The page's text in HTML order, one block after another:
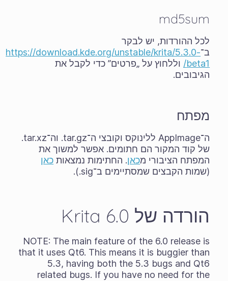
md5sum
לכל ההורדות, יש לבקר
ב־https://download.kde.org/unstable/krita/5.3.0-
beta1/
וללחוץ על „פרטים” כדי לקבל את
הגיבובים.
מפתח
ה־AppImage ללינוקס וקובצי ה־‎.tar.gz וה־‎.tar.xz
של קוד המקור הם חתומים. אפשר למשוך את
המפתח הציבורי מכאן. החתימות נמצאות כאן
(שמות הקבצים שמסתיימים ב־‎.sig).
הורדה של Krita 6.0
NOTE: The main feature of the 6.0 release is
that it uses Qt6. This means it is buggier than
5.3, having both the 5.3 bugs and Qt6
related bugs. If you have no need for the